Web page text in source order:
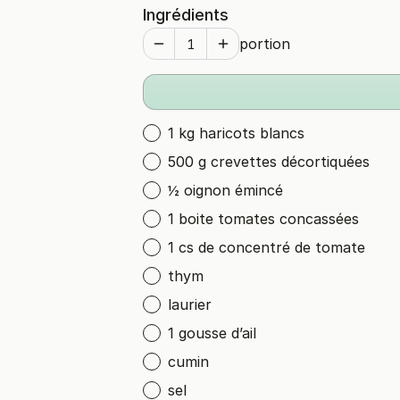
Ingrédients
portion
1 kg haricots blancs
500 g crevettes décortiquées
½ oignon émincé
1 boite tomates concassées
1 cs de concentré de tomate
thym
laurier
1 gousse d’ail
cumin
sel